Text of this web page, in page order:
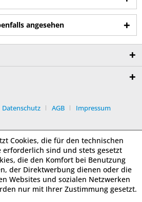
angesehen
Datenschutz AGB Impressum
Cookies, die für den technischen
erforderlich sind und stets gesetzt
die den Komfort bei Benutzung
der Direktwerbung dienen oder die
Websites und sozialen Netzwerken
nur mit Ihrer Zustimmung gesetzt.